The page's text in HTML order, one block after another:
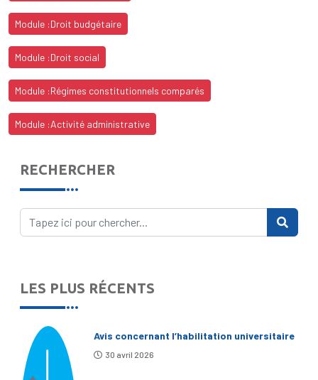
Module :Droit budgétaire
Module :Droit social
Module :Régimes constitutionnels comparés
Module :Activité administrative
RECHERCHER
LES PLUS RÉCENTS
Avis concernant l’habilitation universitaire
30 avril 2026